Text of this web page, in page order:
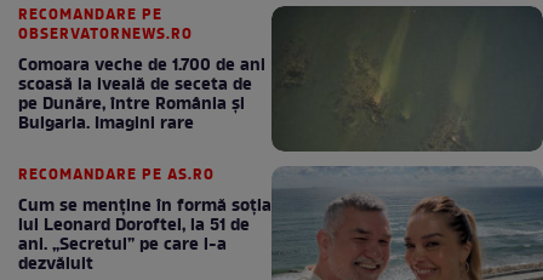
RECOMANDARE PE
OBSERVATORNEWS.RO
Comoara veche de 1.700 de ani
scoasă la iveală de seceta de
pe Dunăre, între România şi
Bulgaria. Imagini rare
RECOMANDARE PE AS.RO
Cum se menţine în formă soţia
lui Leonard Doroftei, la 51 de
ani. „Secretul” pe care l-a
dezvăluit